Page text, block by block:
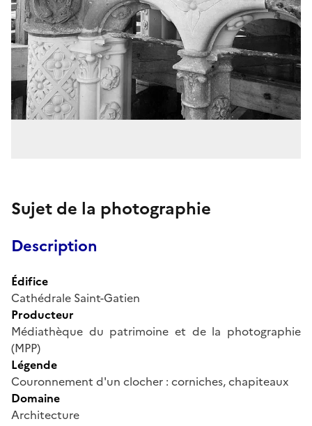
Sujet de la photographie
Description
Édifice
Cathédrale Saint-Gatien
Producteur
Médiathèque du patrimoine et de la photographie
(MPP)
Légende
Couronnement d'un clocher : corniches, chapiteaux
Domaine
Architecture